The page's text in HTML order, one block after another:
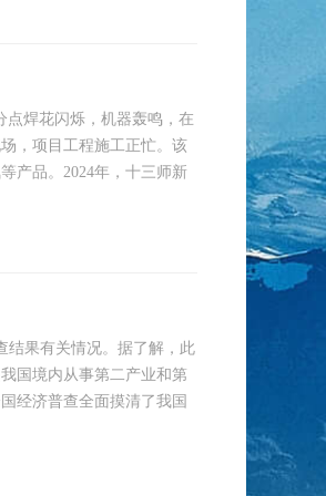
点焊花闪烁，机器轰鸣，在
，项目工程施工正忙。该
产品。2024年，十三师新
结果有关情况。据了解，此
国境内从事第二产业和第
经济普查全面摸清了我国